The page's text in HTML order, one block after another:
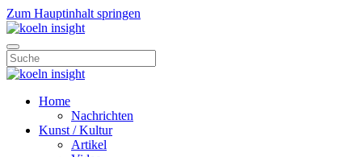
Zum Hauptinhalt springen
Home
Nachrichten
Kunst / Kultur
Artikel